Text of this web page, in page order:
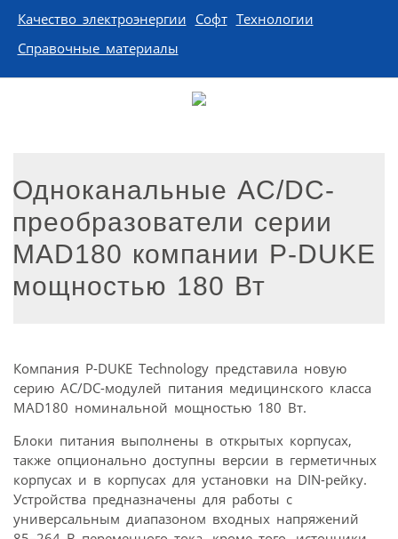
Качество электроэнергии Софт Технологии
Справочные материалы
Одноканальные AC/DC-
преобразователи серии
MAD180 компании P-DUKE
мощностью 180 Вт
Компания P-DUKE Technology представила новую
серию AC/DC-модулей питания медицинского класса
MAD180 номинальной мощностью 180 Вт.
Блоки питания выполнены в открытых корпусах,
также опционально доступны версии в герметичных
корпусах и в корпусах для установки на DIN-рейку.
Устройства предназначены для работы с
универсальным диапазоном входных напряжений